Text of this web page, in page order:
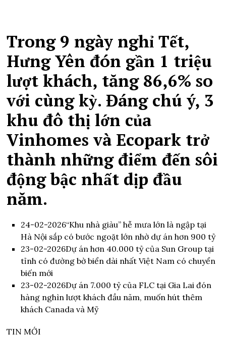
Trong 9 ngày nghỉ Tết,
Hưng Yên đón gần 1 triệu
lượt khách, tăng 86,6% so
với cùng kỳ. Đáng chú ý, 3
khu đô thị lớn của
Vinhomes và Ecopark trở
thành những điểm đến sôi
động bậc nhất dịp đầu
năm.
24-02-2026“Khu nhà giàu” hễ mưa lớn là ngập tại
Hà Nội sắp có bước ngoặt lớn nhờ dự án hơn 900 tỷ
23-02-2026Dự án hơn 40.000 tỷ của Sun Group tại
tỉnh có đường bờ biển dài nhất Việt Nam có chuyển
biến mới
23-02-2026Dự án 7.000 tỷ của FLC tại Gia Lai đón
hàng nghìn lượt khách đầu năm, muốn hút thêm
khách Canada và Mỹ
TIN MỚI